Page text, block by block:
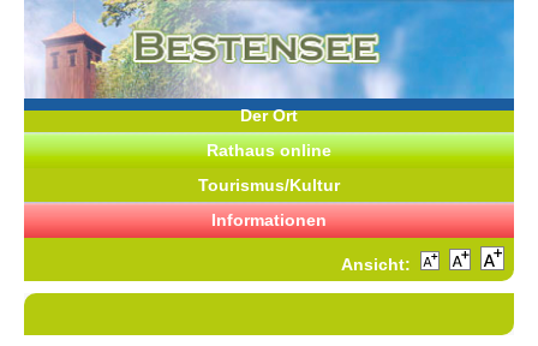
Der Ort
Rathaus online
Tourismus/Kultur
Informationen
Ansicht: